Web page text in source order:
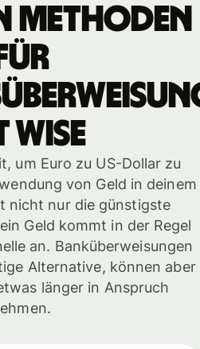
Methoden
für
WISE
um Euro zu US-Dollar zu
von Geld in deinem
nicht nur die günstigste
Geld kommt in der Regel
an. Banküberweisungen
Alternative, können aber
länger in Anspruch